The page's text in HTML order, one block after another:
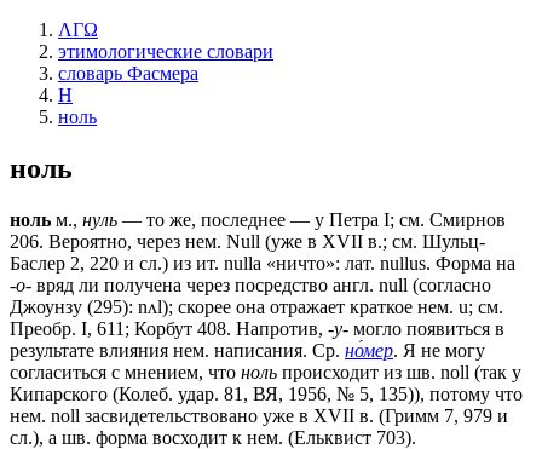
ΛΓΩ
этимологические словари
словарь Фасмера
Н
ноль
ноль
ноль м., нуль — то же, последнее — у Петра I; см. Смирнов
206. Вероятно, через нем. Null (уже в XVII в.; см. Шульц-
Баслер 2, 220 и сл.) из ит. nullа «ничто»: лат. nullus. Форма на
-о- вряд ли получена через посредство англ. null (согласно
Джоунзу (295): nʌl); скорее она отражает краткое нем. u; см.
Преобр. I, 611; Корбут 408. Напротив, -у- могло появиться в
результате влияния нем. написания. Ср. но́мер. Я не могу
согласиться с мнением, что ноль происходит из шв. noll (так у
Кипарского (Колеб. удар. 81, ВЯ, 1956, № 5, 135)), потому что
нем. noll засвидетельствовано уже в XVII в. (Гримм 7, 979 и
сл.), а шв. форма восходит к нем. (Ельквист 703).